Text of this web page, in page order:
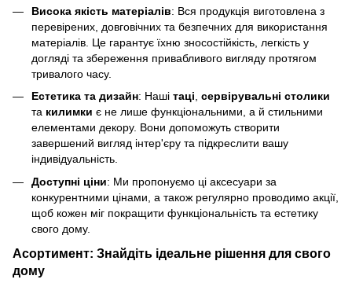
Висока якість матеріалів: Вся продукція виготовлена з
перевірених, довговічних та безпечних для використання
матеріалів. Це гарантує їхню зносостійкість, легкість у
догляді та збереження привабливого вигляду протягом
тривалого часу.
Естетика та дизайн: Наші таці, сервірувальні столики
та килимки є не лише функціональними, а й стильними
елементами декору. Вони допоможуть створити
завершений вигляд інтер'єру та підкреслити вашу
індивідуальність.
Доступні ціни: Ми пропонуємо ці аксесуари за
конкурентними цінами, а також регулярно проводимо акції,
щоб кожен міг покращити функціональність та естетику
свого дому.
Асортимент: Знайдіть ідеальне рішення для свого
дому